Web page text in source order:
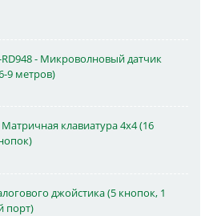
RD948 - Микроволновый датчик
9 метров)
клавиатура 4x4 (16
джойстика (5 кнопок, 1
порт)